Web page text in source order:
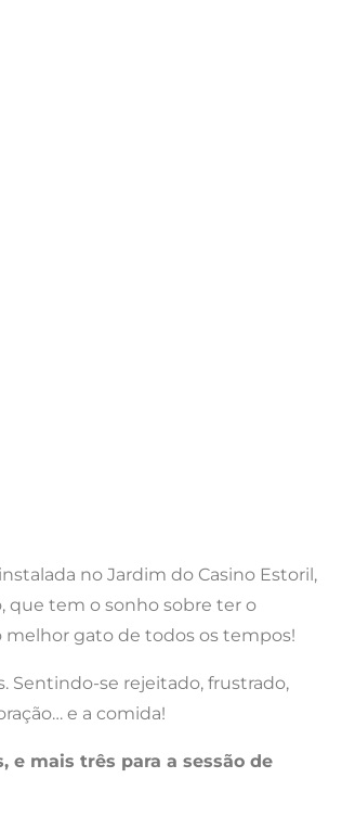
no Jardim do Casino Estoril,
que tem o sonho sobre ter o
melhor gato de todos os tempos!
Sentindo-se rejeitado, frustrado,
e a comida!
e mais três para a sessão de